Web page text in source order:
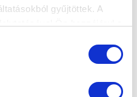
gyűjtöttek. A